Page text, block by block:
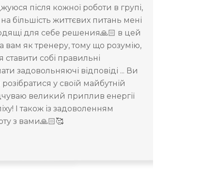
після кожної роботи в групі,
більшість життєвих питань мені
для себе решения🙏🏻 в цей
як тренеру, тому що розумію,
собі правильні
задовольняючі відповіді ... Ви
у своїй майбутній
великий приплив енергії
І також із задоволенням
з вами🙏🏻🥰